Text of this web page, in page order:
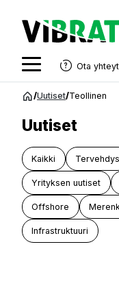
Siirry
Ota
/Uutiset/Teollinen
Uutiset
Kaikki Tervehdys
Yrityksen uutiset
Offshore
Infrastruktuuri